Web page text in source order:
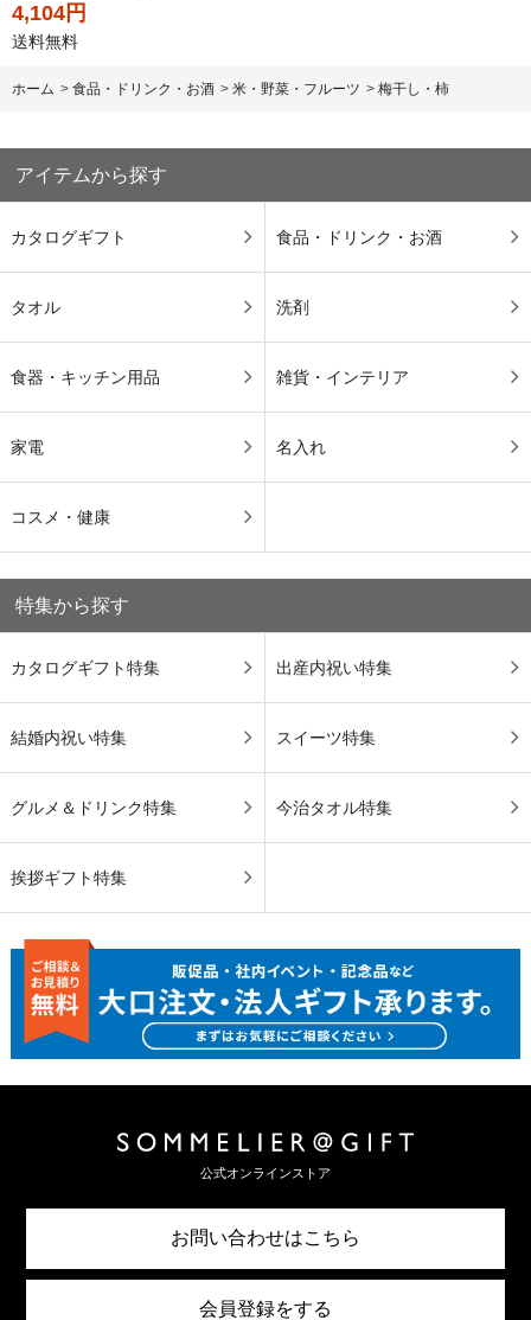
4,104円
送料無料
ホーム > 食品・ドリンク・お酒 > 米・野菜・フルーツ > 梅干し・柿
アイテムから探す
カタログギフト 食品・ドリンク・お酒
タオル 洗剤
食器・キッチン用品 雑貨・インテリア
家電 名入れ
コスメ・健康
特集から探す
カタログギフト特集 出産内祝い特集
結婚内祝い特集 スイーツ特集
グルメ＆ドリンク特集 今治タオル特集
挨拶ギフト特集
公式オンラインストア
お問い合わせはこちら
会員登録をする